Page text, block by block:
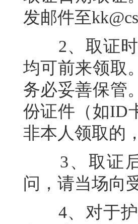
发邮件至
2、取证时
均可前来领取
务必妥善保管
份证件（如ID
非本人领取的
3、取证后
问，请当场向
4、对于护